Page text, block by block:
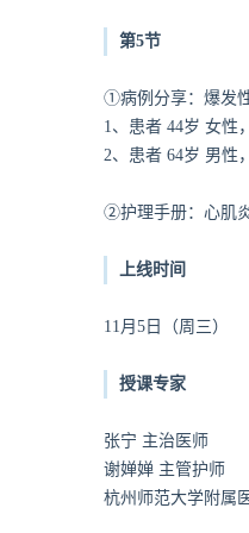
第5节
①病例分享：爆发
1、患者 44岁 女性，
2、患者 64岁 男性
②护理手册：心肌
上线时间
11月5日（周三）
授课专家
张宁 主治医师
谢婵婵 主管护师
杭州师范大学附属